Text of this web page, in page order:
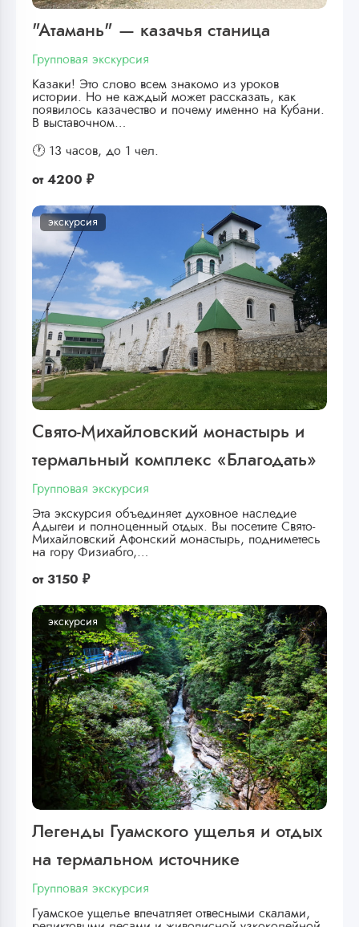
"Атамань" — казачья станица
Групповая экскурсия
Казаки! Это слово всем знакомо из уроков
истории. Но не каждый может рассказать, как
появилось казачество и почему именно на Кубани.
В выставочном…
🕐 13 часов, до 1 чел.
от 4200 ₽
экскурсия
Свято-Михайловский монастырь и
термальный комплекс «Благодать»
Групповая экскурсия
Эта экскурсия объединяет духовное наследие
Адыгеи и полноценный отдых. Вы посетите Свято-
Михайловский Афонский монастырь, подниметесь
на гору Физиабго,…
от 3150 ₽
экскурсия
Легенды Гуамского ущелья и отдых
на термальном источнике
Групповая экскурсия
Гуамское ущелье впечатляет отвесными скалами,